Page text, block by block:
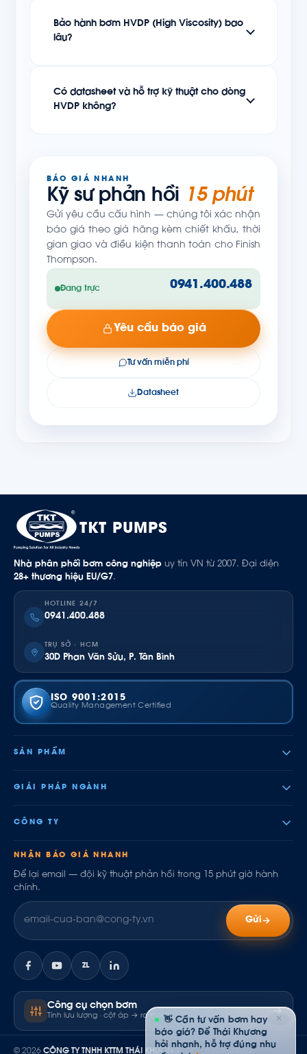
Bảo hành bơm HVDP (High Viscosity) bao
lâu?
Có datasheet và hỗ trợ kỹ thuật cho dòng
HVDP không?
BÁO GIÁ NHANH
Kỹ sư phản hồi 15 phút
Gửi yêu cầu cấu hình — chúng tôi xác nhận
báo giá theo giá hãng kèm chiết khấu, thời
gian giao và điều kiện thanh toán cho Finish
Thompson.
Đang trực 0941.400.488
Yêu cầu báo giá
Tư vấn miễn phí
Datasheet
TKT PUMPS
Nhà phân phối bơm công nghiệp uy tín VN từ 2007. Đại diện
28+ thương hiệu EU/G7.
HOTLINE 24/7
0941.400.488
TRỤ SỞ · HCM
30D Phan Văn Sửu, P. Tân Bình
ISO 9001:2015
Quality Management Certified
SẢN PHẨM
GIẢI PHÁP NGÀNH
CÔNG TY
NHẬN BÁO GIÁ NHANH
Để lại email — đội kỹ thuật phản hồi trong 15 phút giờ hành
chính.
Gửi
ZL
Công cụ chọn bơm
Tính lưu lượng · cột áp → ra model
© 2026 CÔNG TY TNHH KTTM THÁI KHƯƠNG · MST: 0304844502
✕
👋 Cần tư vấn bơm hay
báo giá? Để Thái Khương
hỏi nhanh, hỗ trợ đúng nhu